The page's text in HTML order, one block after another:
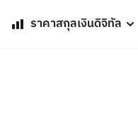
ราคาสกุลเงินดิจิทัล